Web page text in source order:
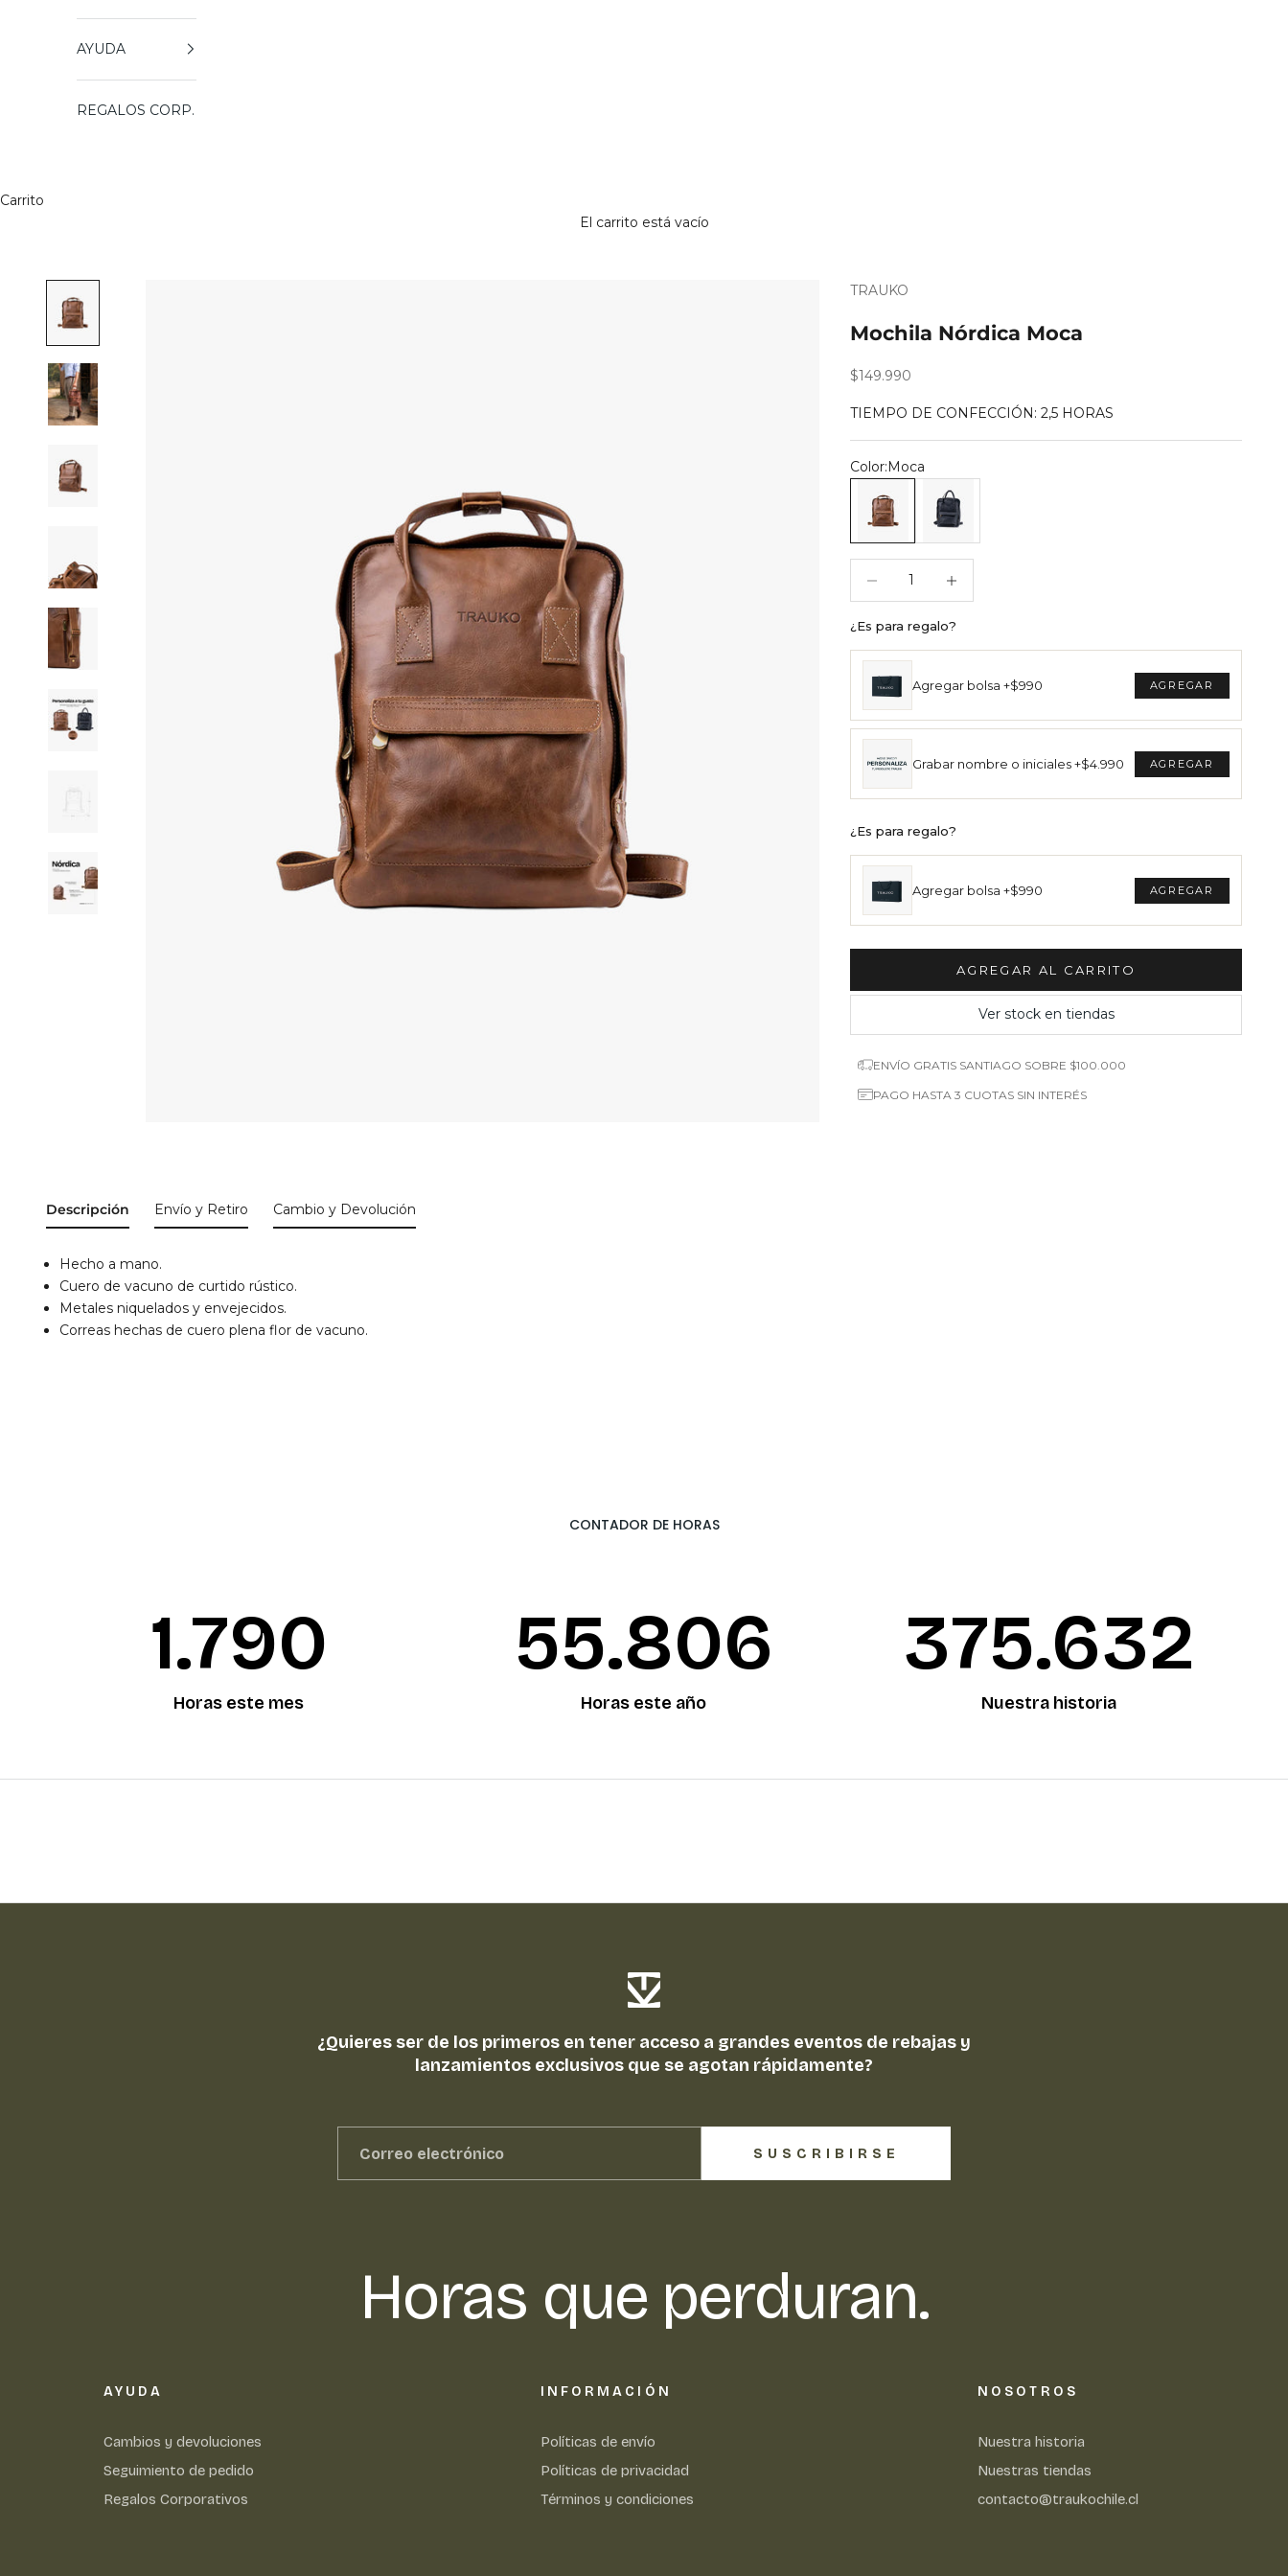
AYUDA
REGALOS CORP.
Carrito
El carrito está vacío
TRAUKO
Mochila Nórdica Moca
Precio de oferta
$149.990
TIEMPO DE CONFECCIÓN: 2,5 HORAS
Color:Moca
Mochila Nórdica MocaMochila Nórdica Negro
¿Es para regalo?
¿Es
regalo?
Agregar bolsa +$990
Grabar nombre o iniciales +$4.990
¿Es para regalo?
¿Es
regalo?
Agregar bolsa +$990
AGREGAR AL CARRITO
Ver stock en tiendas
ENVÍO GRATIS SANTIAGO SOBRE $100.000
PAGO HASTA 3 CUOTAS SIN INTERÉS
Descripción
Hecho a mano.
Cuero de vacuno de curtido rústico.
Metales niquelados y envejecidos.
Correas hechas de cuero plena flor de vacuno.
Envío y Retiro Cambio y Devolución
CONTADOR DE HORAS
1.792
Horas este mes
55.874
Horas este año
376.090
Nuestra historia
¿Quieres ser de los primeros en tener acceso a grandes eventos de rebajas y
lanzamientos exclusivos que se agotan rápidamente?
SUSCRIBIRSE
Horas que perduran.
AYUDA
Cambios y devoluciones
Seguimiento de pedido
Regalos Corporativos
INFORMACIÓN
Políticas de envío
Políticas de privacidad
Términos y condiciones
NOSOTROS
Nuestra historia
Nuestras tiendas
contacto@traukochile.cl